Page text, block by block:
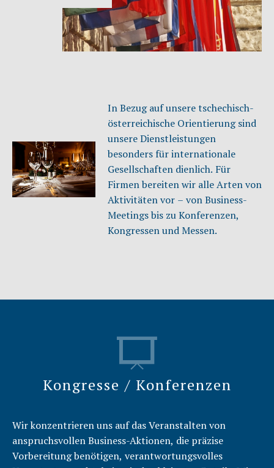
In Bezug auf unsere tschechisch-
österreichische Orientierung sind
unsere Dienstleistungen
besonders für internationale
Gesellschaften dienlich. Für
Firmen bereiten wir alle Arten von
Aktivitäten vor – von Business-
Meetings bis zu Konferenzen,
Kongressen und Messen.
Kongresse / Konferenzen
Wir konzentrieren uns auf das Veranstalten von
anspruchsvollen Business-Aktionen, die präzise
Vorbereitung benötigen, verantwortungsvolles